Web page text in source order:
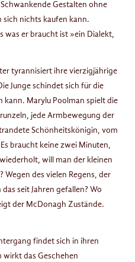
Gestalten ohne
nichts kaufen kann.
was er braucht ist »ein Dialekt,
tyrannisiert ihre vierzigjährige
Junge schindet sich für die
kann. Marylu Poolman spielt die
jede Armbewegung der
Schönheitskönigin, vom
braucht keine zwei Minuten,
will man der kleinen
Wegen des vielen Regens, der
seit Jahren gefallen? Wo
der McDonagh Zustände.
findet sich in ihren
das Geschehen